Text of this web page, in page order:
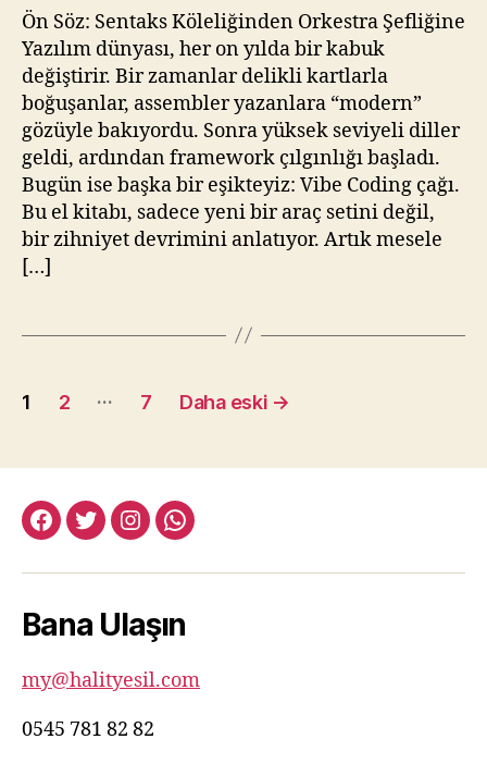
Kitabı:
Sentaksın
Doğuşu
için
Ön Söz: Sentaks Köleliğinden Orkestra Şefliğine
Yazılım dünyası, her on yılda bir kabuk
değiştirir. Bir zamanlar delikli kartlarla
boğuşanlar, assembler yazanlara “modern”
gözüyle bakıyordu. Sonra yüksek seviyeli diller
geldi, ardından framework çılgınlığı başladı.
Bugün ise başka bir eşikteyiz: Vibe Coding çağı.
Bu el kitabı, sadece yeni bir araç setini değil,
bir zihniyet devrimini anlatıyor. Artık mesele
[…]
Yazı
1 2 … 7 Daha eski →
facebook:halityesil
twitter:halityesil
instagram:halityesil
whatsapp:0545
82
Bana Ulaşın
my@halityesil.com
0545 781 82 82